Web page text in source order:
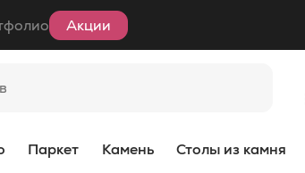
Акции
Паркет Камень Столы из камня